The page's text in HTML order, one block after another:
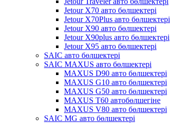
Jetour X70 авто бөлшектері
Jetour X70Plus авто бөлшектері
Jetour X90 авто бөлшектері
Jetour X90plus авто бөлшектері
Jetour X95 авто бөлшектері
SAIC авто бөлшектері
SAIC MAXUS авто бөлшектері
MAXUS D90 авто бөлшектері
MAXUS G10 авто бөлшектері
MAXUS G50 авто бөлшектері
MAXUS T60 автобөлшегіне
MAXUS V80 авто бөлшектері
SAIC MG авто бөлшектері